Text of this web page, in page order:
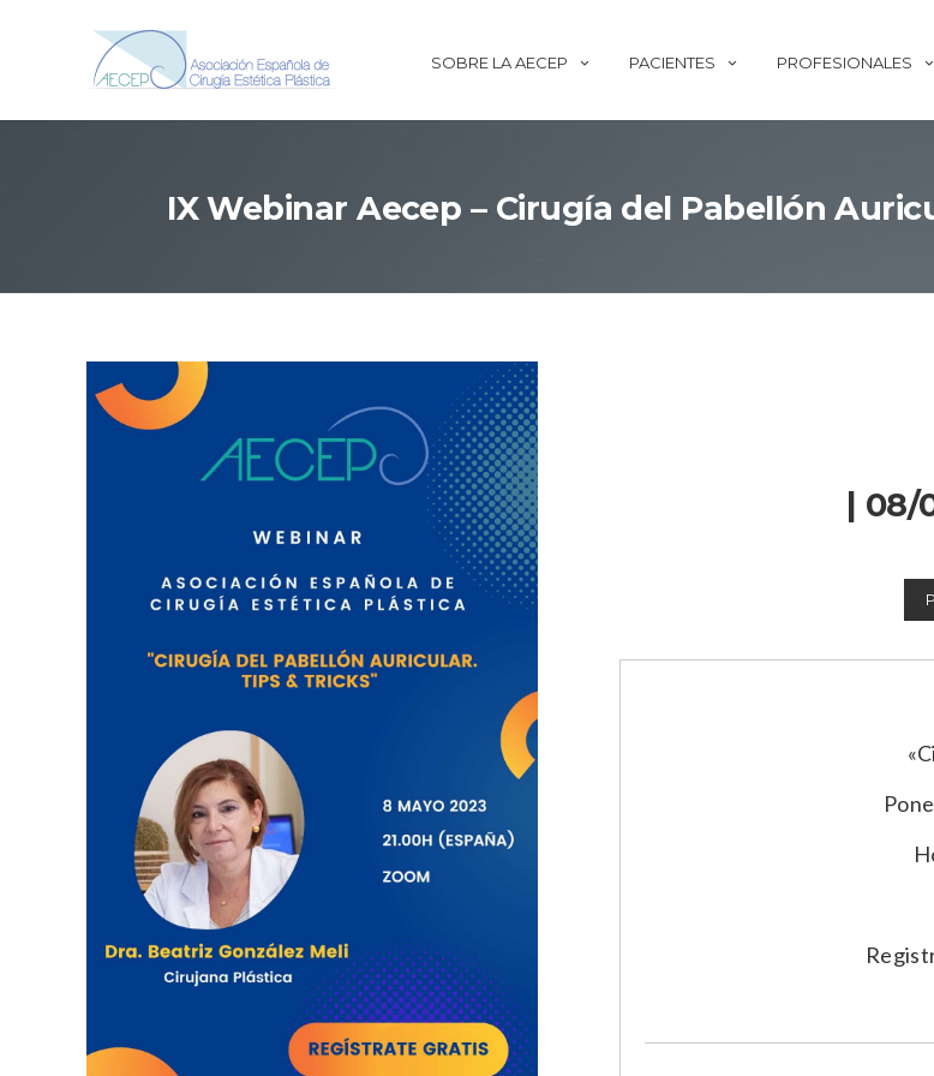
SOBRE LA AECEP PACIENTES PROFESIONALES
IX Webinar Aecep – Cirugía del Pabellón
| 08/